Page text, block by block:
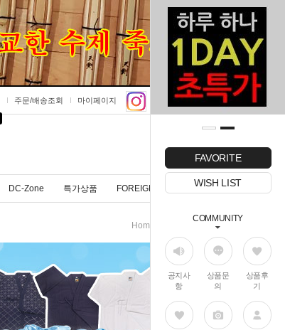
FAVORITE
WISH LIST
COMMUNITY
공지사
항
상품문
의
상품후
기
주문/배송조회 마이페이지
DC-Zone 특가상품 FOREIGNER
Home